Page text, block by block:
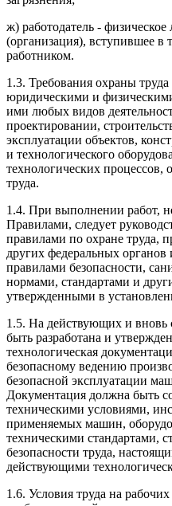
ж) работодатель -
(организация), вступившее в
работником.
1.3. Требования охраны
юридическими и
ими любых видов
проектировании,
эксплуатации объектов,
и технологического
технологических процессов,
труда.
1.4. При выполнении работ,
Правилами, следует
правилами по охране труда,
других федеральных органов
правилами безопасности,
нормами, стандартами и
утвержденными в
1.5. На действующих и вновь
быть разработана и
технологическая
безопасному ведению
безопасной эксплуатации
Документация должна быть
техническими условиями,
применяемых машин,
техническими стандартами,
безопасности труда,
действующими
1.6. Условия труда на